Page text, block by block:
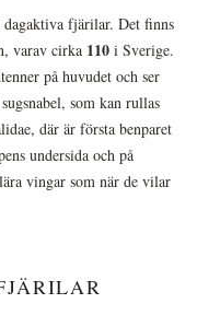
fjärilar. Det finns
varav cirka 110 i Sverige.
på huvudet och ser
som kan rullas
där är första benparet
undersida och på
vingar som när de vilar